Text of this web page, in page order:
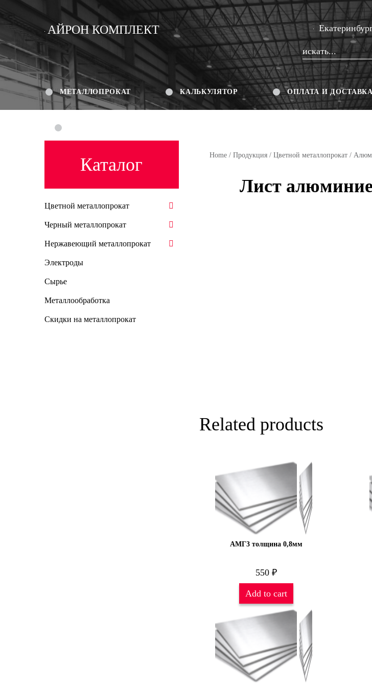
АЙРОН КОМПЛЕКТ
МЕТАЛЛОПРОКАТ КАЛЬКУЛЯТОР ОПЛАТА И ДОСТАВКА
Home/ Продукция/ Цветной металлопрокат/
Лист
Related products
АМГ3 толщина 0,8мм
550 ₽
Add to cart
Каталог
Цветной металлопрокат
Черный металлопрокат
Нержавеющий металлопрокат
Электроды
Сырье
Металлообработка
Скидки на металлопрокат